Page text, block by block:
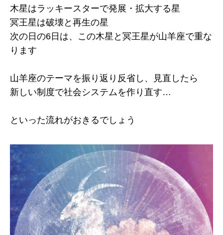
木星はラッキースターで発展・拡大する星
冥王星は破壊と再生の星
次の日の6日は、この木星と冥王星が山羊座で重な
ります
山羊座のテーマを振り返り反省し、見直したら
新しい制度で社会システムを作り直す…
といった流れがおきるでしょう